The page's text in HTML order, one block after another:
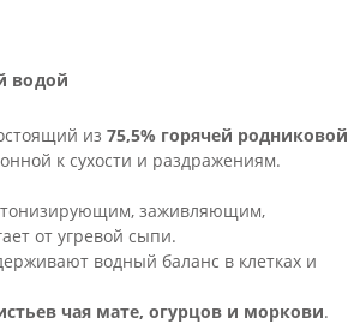
водой
из 75,5% горячей родниковой
к сухости и раздражениям.
заживляющим,
от угревой сыпи.
водный баланс в клетках и
чая мате, огурцов и моркови.